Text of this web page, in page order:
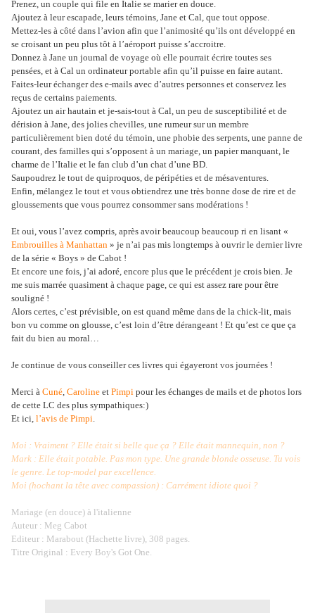
Prenez, un couple qui file en Italie se marier en douce.
Ajoutez à leur escapade, leurs témoins, Jane et Cal, que tout oppose.
Mettez-les à côté dans l’avion afin que l’animosité qu’ils ont développé en
se croisant un peu plus tôt à l’aéroport puisse s’accroitre.
Donnez à Jane un journal de voyage où elle pourrait écrire toutes ses
pensées, et à Cal un ordinateur portable afin qu’il puisse en faire autant.
Faites-leur échanger des e-mails avec d’autres personnes et conservez les
reçus de certains paiements.
Ajoutez un air hautain et je-sais-tout à Cal, un peu de susceptibilité et de
dérision à Jane, des jolies chevilles, une rumeur sur un membre
particulièrement bien doté du témoin, une phobie des serpents, une panne de
courant, des familles qui s’opposent à un mariage, un papier manquant, le
charme de l’Italie et le fan club d’un chat d’une BD.
Saupoudrez le tout de quiproquos, de péripéties et de mésaventures.
Enfin, mélangez le tout et vous obtiendrez une très bonne dose de rire et de
gloussements que vous pourrez consommer sans modérations !
Et oui, vous l’avez compris, après avoir beaucoup beaucoup ri en lisant «
Embrouilles à Manhattan » je n’ai pas mis longtemps à ouvrir le dernier livre
de la série « Boys » de Cabot !
Et encore une fois, j’ai adoré, encore plus que le précédent je crois bien. Je
me suis marrée quasiment à chaque page, ce qui est assez rare pour être
souligné !
Alors certes, c’est prévisible, on est quand même dans de la chick-lit, mais
bon vu comme on glousse, c’est loin d’être dérangeant ! Et qu’est ce que ça
fait du bien au moral…
Je continue de vous conseiller ces livres qui égayeront vos journées !
Merci à Cuné, Caroline et Pimpi pour les échanges de mails et de photos lors
de cette LC des plus sympathiques:)
Et ici, l’avis de Pimpi.
Moi : Vraiment ? Elle était si belle que ça ? Elle était mannequin, non ?
Mark : Elle était potable. Pas mon type. Une grande blonde osseuse. Tu vois
le genre. Le top-model par excellence.
Moi (hochant la tête avec compassion) : Carrément idiote quoi ?
Mariage (en douce) à l'italienne
Auteur : Meg Cabot
Editeur : Marabout (Hachette livre), 308 pages.
Titre Original : Every Boy's Got One.